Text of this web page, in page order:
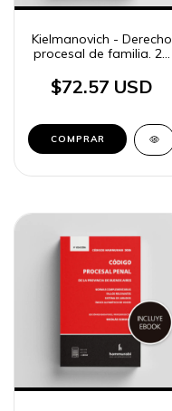
Kielmanovich - Derecho
procesal de familia. 2a
$72.57 USD
COMPRAR